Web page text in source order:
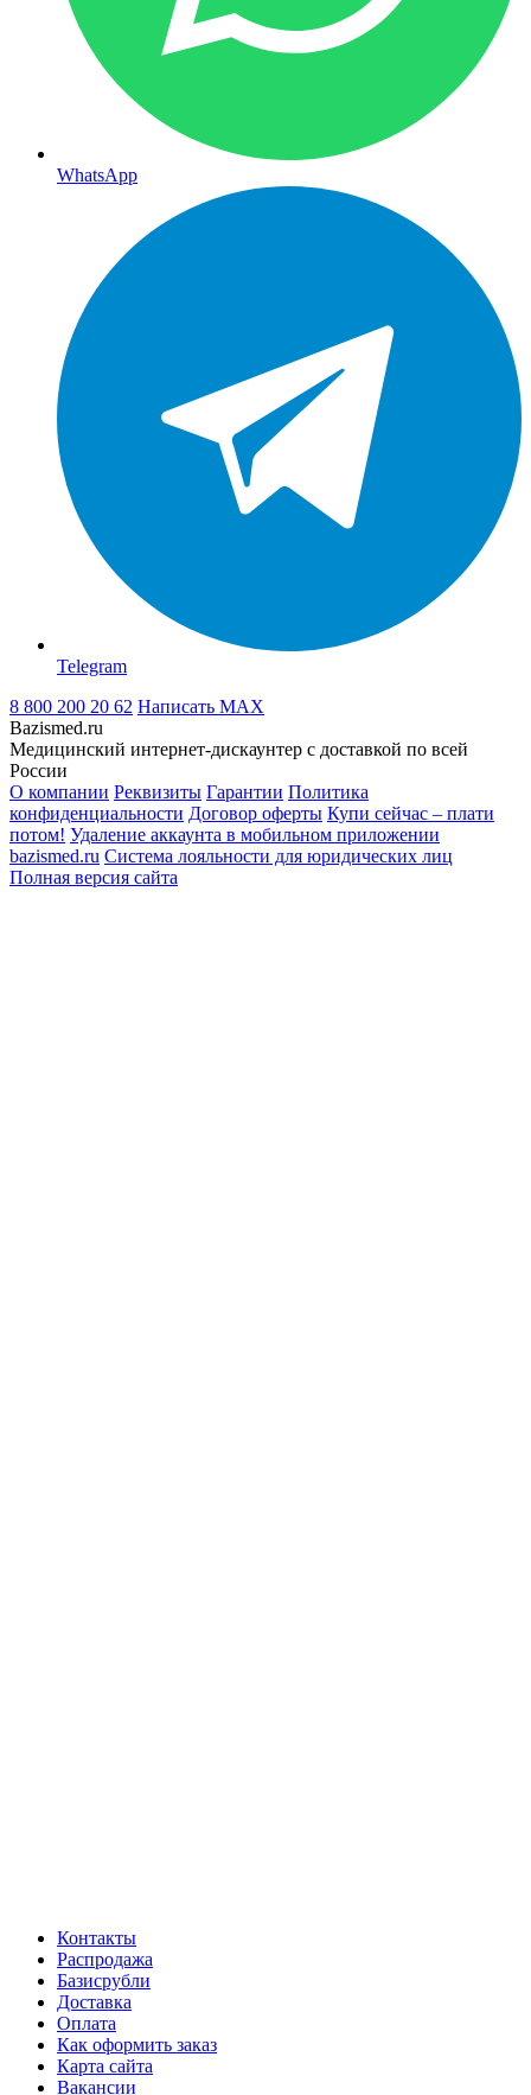
WhatsApp
Telegram
8 800 200 20 62 Написать MAX
Bazismed.ru
Медицинский интернет-дискаунтер с доставкой по всей
России
О компании Реквизиты Гарантии Политика
конфиденциальности Договор оферты Купи сейчас – плати
потом! Удаление аккаунта в мобильном приложении
bazismed.ru Система лояльности для юридических лиц
Полная версия сайта
Контакты
Распродажа
Базисрубли
Доставка
Оплата
Как оформить заказ
Карта сайта
Вакансии